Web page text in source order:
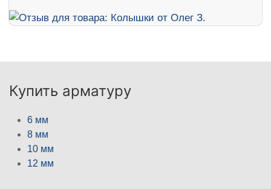
Купить арматуру
6 мм
8 мм
10 мм
12 мм